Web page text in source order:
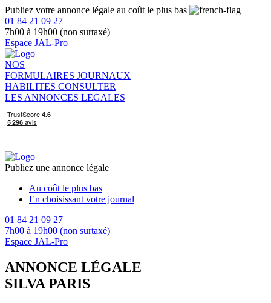
Publiez votre annonce légale au coût le plus bas
01 84 21 09 27
7h00 à 19h00 (non surtaxé)
Espace JAL-Pro
NOS
FORMULAIRES JOURNAUX
HABILITES CONSULTER
LES ANNONCES LEGALES
Publiez une annonce légale
Au coût le plus bas
En choisissant votre journal
01 84 21 09 27
7h00 à 19h00 (non surtaxé)
Espace JAL-Pro
ANNONCE LÉGALE
SILVA PARIS